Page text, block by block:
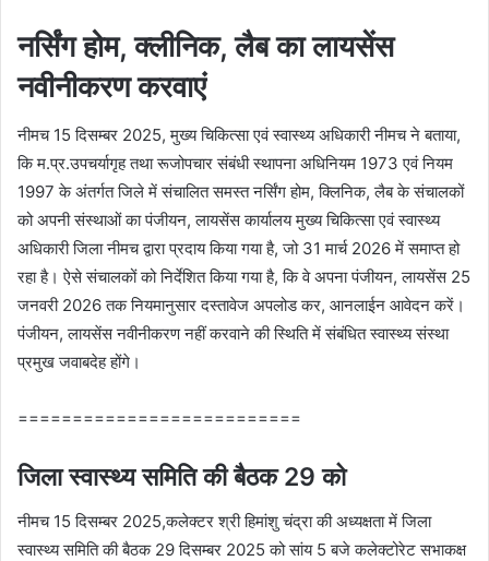
नर्सिंग होम, क्‍लीनिक, लैब का लायसेंस
नवीनीकरण करवाएं
नीमच 15 दिसम्‍बर 2025, मुख्‍य चिकित्‍सा एवं स्‍वास्‍थ्‍य अधिकारी नीमच ने बताया,
कि म.प्र.उपचर्यागृह तथा रूजोपचार संबंधी स्‍थापना अधिनियम 1973 एवं नियम
1997 के अंतर्गत जिले में संचालित समस्‍त नर्सिंग होम, क्लिनिक, लैब के संचालकों
को अपनी संस्‍थाओं का पंजीयन, लायसेंस कार्यालय मुख्‍य चिकित्‍सा एवं स्‍वास्‍थ्‍य
अधिकारी जिला नीमच द्वारा प्रदाय किया गया है, जो 31 मार्च 2026 में समाप्‍त हो
रहा है। ऐसे संचालकों को निर्देशित किया गया है, कि वे अपना पंजीयन, लायसेंस 25
जनवरी 2026 तक नियमानुसार दस्‍तावेज अपलोड कर, आनलाईन आवेदन करें।
पंजीयन, लायसेंस नवीनीकरण नहीं करवाने की स्थिति में संबंधित स्‍वास्‍थ्‍य संस्‍था
प्रमुख जवाबदेह होंगे।
==========================
जिला स्‍वास्‍थ्‍य समिति की बैठक 29 को
नीमच 15 दिसम्‍बर 2025,कलेक्‍टर श्री हिमांशु चंद्रा की अध्‍यक्षता में जिला
स्‍वास्‍थ्‍य स‍मिति की बैठक 29 दिसम्‍बर 2025 को सांय 5 बजे कलेक्‍टोरेट सभाकक्ष